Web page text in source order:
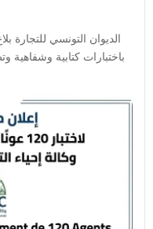
الديوان التونسي للتجارة
باختبارات كتابية وشفاهية